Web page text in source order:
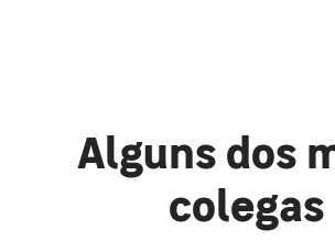
Alguns dos
colegas